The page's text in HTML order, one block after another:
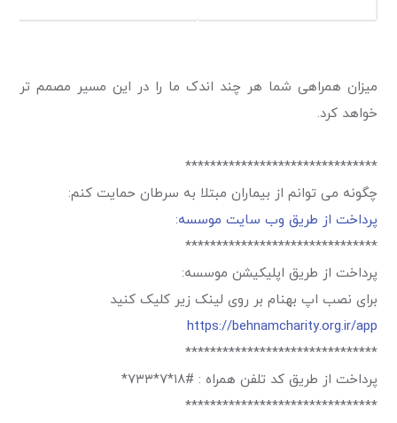
میزان همراهی شما هر چند اندک ما را در این مسیر مصمم تر
خواهد کرد.
*******************************
چگونه می توانم از بیماران مبتلا به سرطان حمایت کنم:
پرداخت از طریق وب سایت موسسه:
*******************************
پرداخت از طریق اپلیکیشن موسسه:
برای نصب اپ بهنام بر روی لینک زیر کلیک کنید
https://behnamcharity.org.ir/app
*******************************
پرداخت از طریق کد تلفن همراه : #۱۸*۷*۷۳۳*
*******************************